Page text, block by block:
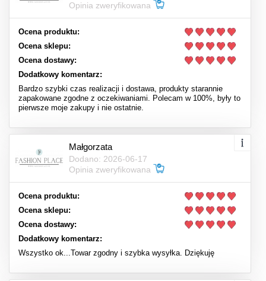
Opinia zweryfikowana
Ocena produktu:
Ocena sklepu:
Ocena dostawy:
Dodatkowy komentarz:
Bardzo szybki czas realizacji i dostawa, produkty starannie
zapakowane zgodne z oczekiwaniami. Polecam w 100%, były to
pierwsze moje zakupy i nie ostatnie.
Małgorzata
Dodano: 2026-06-17
Opinia zweryfikowana
Ocena produktu:
Ocena sklepu:
Ocena dostawy:
Dodatkowy komentarz:
Wszystko ok...Towar zgodny i szybka wysyłka. Dziękuję